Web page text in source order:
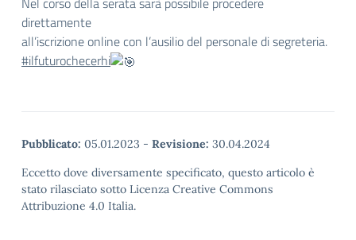
direttamente
all’iscrizione online con l’ausilio del personale di segreteria.
#ilfuturochecerhi
Pubblicato: 05.01.2023 - Revisione: 30.04.2024
Eccetto dove diversamente specificato, questo articolo è
stato rilasciato sotto Licenza Creative Commons
Attribuzione 4.0 Italia.